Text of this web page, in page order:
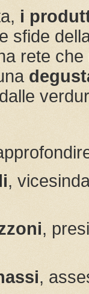
i
sfide
rete
,
,
,